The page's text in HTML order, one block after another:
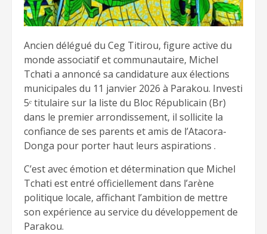
Ancien délégué du Ceg Titirou, figure active du
monde associatif et communautaire, Michel
Tchati a annoncé sa candidature aux élections
municipales du 11 janvier 2026 à Parakou. Investi
5ᵉ titulaire sur la liste du Bloc Républicain (Br)
dans le premier arrondissement, il sollicite la
confiance de ses parents et amis de l’Atacora-
Donga pour porter haut leurs aspirations .
C’est avec émotion et détermination que Michel
Tchati est entré officiellement dans l’arène
politique locale, affichant l’ambition de mettre
son expérience au service du développement de
Parakou.